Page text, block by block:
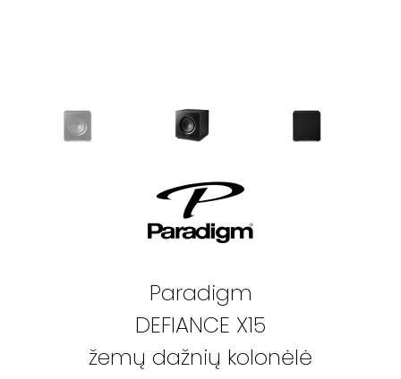
Paradigm
DEFIANCE X15
žemų dažnių kolonėlė